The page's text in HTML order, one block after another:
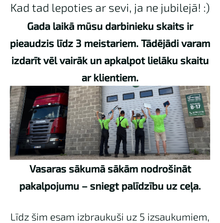
Kad tad lepoties ar sevi, ja ne jubilejā! :)
Gada laikā mūsu darbinieku skaits ir
pieaudzis līdz 3 meistariem. Tādējādi varam
izdarīt vēl vairāk un apkalpot lielāku skaitu
ar klientiem.
Vasaras sākumā sākām nodrošināt
pakalpojumu – sniegt palīdzību uz ceļa.
Līdz šim esam izbraukuši uz 5 izsaukumiem,